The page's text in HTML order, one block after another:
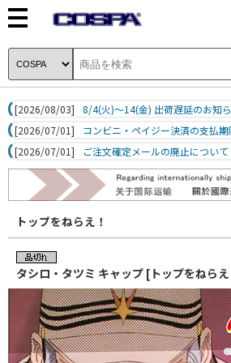
[2026/08/03]
8/4(火)～14(金) 出荷遅延のお知
[2026/07/01]
コンビニ・ペイジー決済の支払
[2026/07/01]
ご注文確定メールの廃止について
トップをねらえ！
タシロ・タツミ キャップ [トップをねら